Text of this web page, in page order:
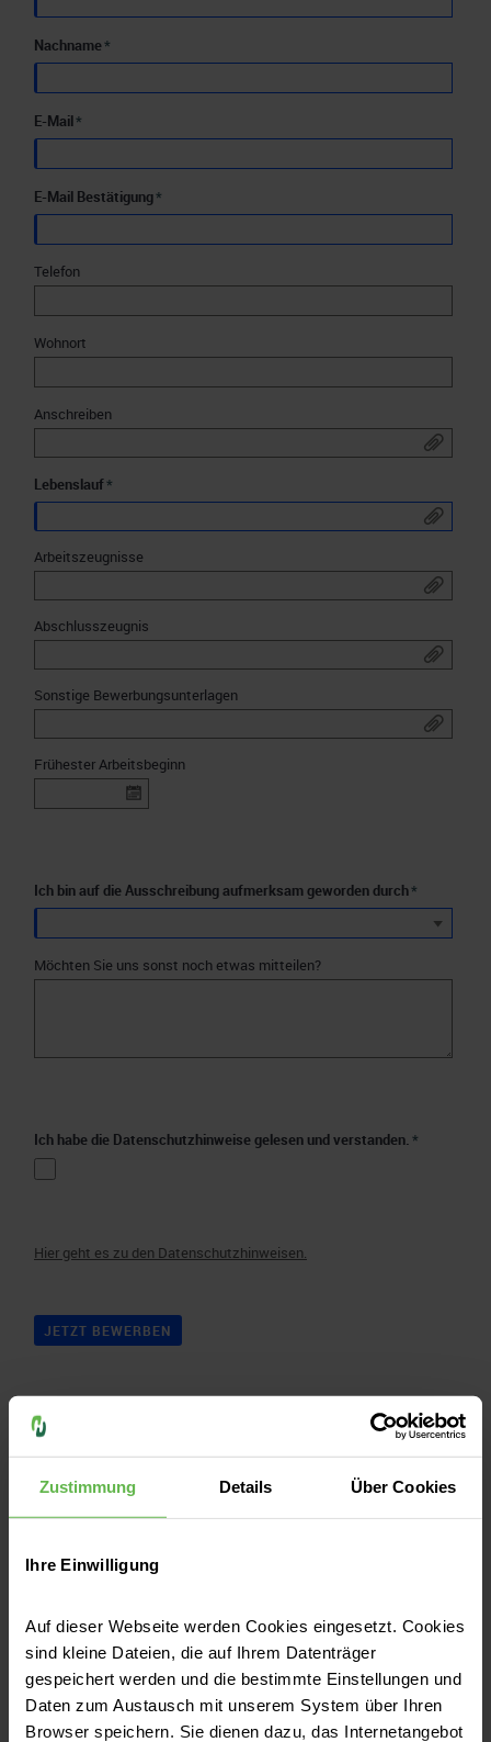
Zustimmung Details Über Cookies
Ihre Einwilligung
Auf dieser Webseite werden Cookies eingesetzt. Cookies
sind kleine Dateien, die auf Ihrem Datenträger
gespeichert werden und die bestimmte Einstellungen und
Daten zum Austausch mit unserem System über Ihren
Browser speichern. Sie dienen dazu, das Internetangebot
Jobdetails anschauen
Ähnliche/Weitere Jobs finden